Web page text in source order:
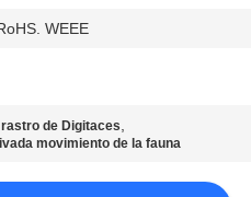
WEEE
de Digitaces,
movimiento de la fauna